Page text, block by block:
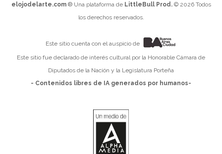
elojodelarte.com® Una plataforma de LittleBull Prod.© 2026 Todos
los derechos reservados.
Este sitio cuenta con el auspicio de
Este sitio fue declarado de interés cultural por la Honorable Cámara de
Diputados de la Nación y la Legislatura Porteña
- Contenidos libres de IA generados por humanos-